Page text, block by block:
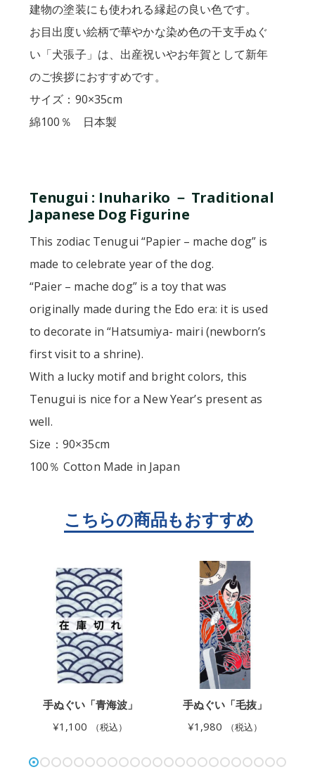
建物の塗装にも使われる縁起の良い色です。
お目出度い絵柄で華やかな染め色の干支手ぬぐ
い「犬張子」は、出産祝いやお年賀として新年
のご挨拶におすすめです。
サイズ：90×35cm
綿100％ 日本製
Tenugui : Inuhariko － Traditional
Japanese Dog Figurine
This zodiac Tenugui “Papier – mache dog” is
made to celebrate year of the dog.
“Paier – mache dog” is a toy that was
originally made during the Edo era: it is used
to decorate in “Hatsumiya- mairi (newborn’s
first visit to a shrine).
With a lucky motif and bright colors, this
Tenugui is nice for a New Year’s present as
well.
Size：90×35cm
100％ Cotton Made in Japan
手ぬぐい「青海波」
¥1,100 （税込）
手ぬぐい「毛抜」
¥1,980 （税込）